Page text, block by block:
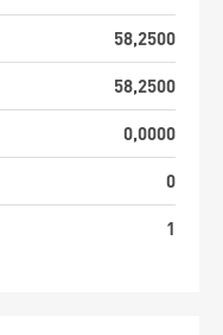
58,2500
58,2500
0,0000
0
1